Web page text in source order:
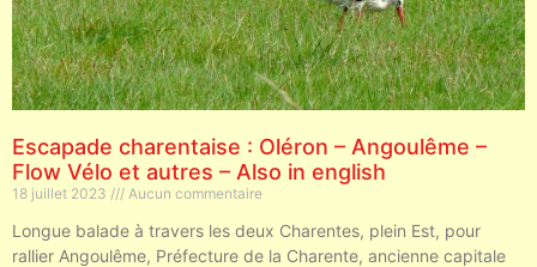
Escapade charentaise : Oléron – Angoulême –
Flow Vélo et autres – Also in english
18 juillet 2023 Aucun commentaire
Longue balade à travers les deux Charentes, plein Est, pour
rallier Angoulême, Préfecture de la Charente, ancienne capitale